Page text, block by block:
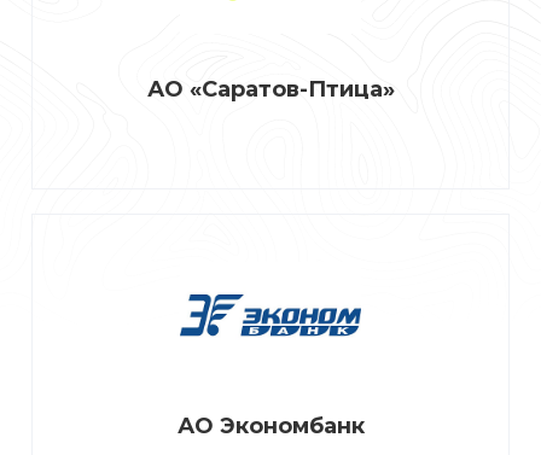
АО «Саратов-Птица»
АО Экономбанк